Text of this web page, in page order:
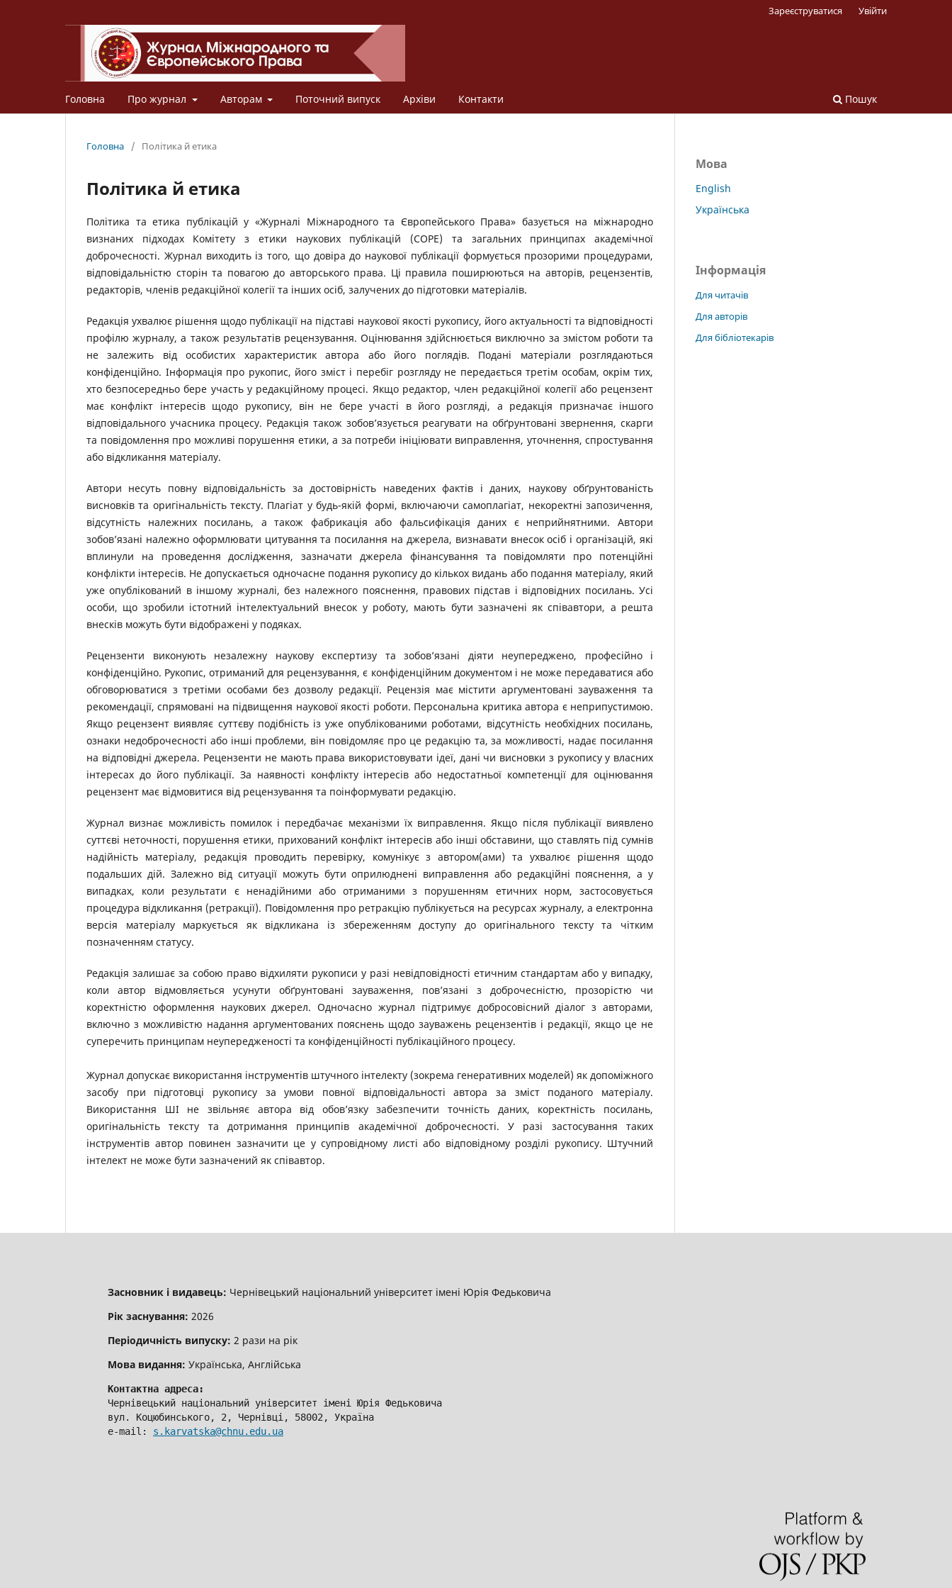
Головна Про журнал Авторам Поточний випуск Архіви Контакти Пошук
Зареєструватися Увійти
Головна / Політика й етика
Політика й етика
Політика та етика публікацій у «Журналі Міжнародного та Європейського Права» базується на міжнародно
визнаних підходах Комітету з етики наукових публікацій (COPE) та загальних принципах академічної
доброчесності. Журнал виходить із того, що довіра до наукової публікації формується прозорими процедурами,
відповідальністю сторін та повагою до авторського права. Ці правила поширюються на авторів, рецензентів,
редакторів, членів редакційної колегії та інших осіб, залучених до підготовки матеріалів.
Редакція ухвалює рішення щодо публікації на підставі наукової якості рукопису, його актуальності та відповідності
профілю журналу, а також результатів рецензування. Оцінювання здійснюється виключно за змістом роботи та
не залежить від особистих характеристик автора або його поглядів. Подані матеріали розглядаються
конфіденційно. Інформація про рукопис, його зміст і перебіг розгляду не передається третім особам, окрім тих,
хто безпосередньо бере участь у редакційному процесі. Якщо редактор, член редакційної колегії або рецензент
має конфлікт інтересів щодо рукопису, він не бере участі в його розгляді, а редакція призначає іншого
відповідального учасника процесу. Редакція також зобов’язується реагувати на обґрунтовані звернення, скарги
та повідомлення про можливі порушення етики, а за потреби ініціювати виправлення, уточнення, спростування
або відкликання матеріалу.
Автори несуть повну відповідальність за достовірність наведених фактів і даних, наукову обґрунтованість
висновків та оригінальність тексту. Плагіат у будь-якій формі, включаючи самоплагіат, некоректні запозичення,
відсутність належних посилань, а також фабрикація або фальсифікація даних є неприйнятними. Автори
зобов’язані належно оформлювати цитування та посилання на джерела, визнавати внесок осіб і організацій, які
вплинули на проведення дослідження, зазначати джерела фінансування та повідомляти про потенційні
конфлікти інтересів. Не допускається одночасне подання рукопису до кількох видань або подання матеріалу, який
уже опублікований в іншому журналі, без належного пояснення, правових підстав і відповідних посилань. Усі
особи, що зробили істотний інтелектуальний внесок у роботу, мають бути зазначені як співавтори, а решта
внесків можуть бути відображені у подяках.
Рецензенти виконують незалежну наукову експертизу та зобов’язані діяти неупереджено, професійно і
конфіденційно. Рукопис, отриманий для рецензування, є конфіденційним документом і не може передаватися або
обговорюватися з третіми особами без дозволу редакції. Рецензія має містити аргументовані зауваження та
рекомендації, спрямовані на підвищення наукової якості роботи. Персональна критика автора є неприпустимою.
Якщо рецензент виявляє суттєву подібність із уже опублікованими роботами, відсутність необхідних посилань,
ознаки недоброчесності або інші проблеми, він повідомляє про це редакцію та, за можливості, надає посилання
на відповідні джерела. Рецензенти не мають права використовувати ідеї, дані чи висновки з рукопису у власних
інтересах до його публікації. За наявності конфлікту інтересів або недостатньої компетенції для оцінювання
рецензент має відмовитися від рецензування та поінформувати редакцію.
Журнал визнає можливість помилок і передбачає механізми їх виправлення. Якщо після публікації виявлено
суттєві неточності, порушення етики, прихований конфлікт інтересів або інші обставини, що ставлять під сумнів
надійність матеріалу, редакція проводить перевірку, комунікує з автором(ами) та ухвалює рішення щодо
подальших дій. Залежно від ситуації можуть бути оприлюднені виправлення або редакційні пояснення, а у
випадках, коли результати є ненадійними або отриманими з порушенням етичних норм, застосовується
процедура відкликання (ретракції). Повідомлення про ретракцію публікується на ресурсах журналу, а електронна
версія матеріалу маркується як відкликана із збереженням доступу до оригінального тексту та чітким
позначенням статусу.
Редакція залишає за собою право відхиляти рукописи у разі невідповідності етичним стандартам або у випадку,
коли автор відмовляється усунути обґрунтовані зауваження, пов’язані з доброчесністю, прозорістю чи
коректністю оформлення наукових джерел. Одночасно журнал підтримує добросовісний діалог з авторами,
включно з можливістю надання аргументованих пояснень щодо зауважень рецензентів і редакції, якщо це не
суперечить принципам неупередженості та конфіденційності публікаційного процесу.
Журнал допускає використання інструментів штучного інтелекту (зокрема генеративних моделей) як допоміжного
засобу при підготовці рукопису за умови повної відповідальності автора за зміст поданого матеріалу.
Використання ШІ не звільняє автора від обов’язку забезпечити точність даних, коректність посилань,
оригінальність тексту та дотримання принципів академічної доброчесності. У разі застосування таких
інструментів автор повинен зазначити це у супровідному листі або відповідному розділі рукопису. Штучний
інтелект не може бути зазначений як співавтор.
Мова
English
Українська
Інформація
Для читачів
Для авторів
Для бібліотекарів
Засновник і видавець: Чернівецький національний університет імені Юрія Федьковича
Рік заснування: 2026
Періодичність випуску: 2 рази на рік
Мова видання: Українська, Англійська
Контактна адреса:
Чернівецький національний університет імені Юрія Федьковича
вул. Коцюбинського, 2, Чернівці, 58002, Україна
e-mail: s.karvatska@chnu.edu.ua